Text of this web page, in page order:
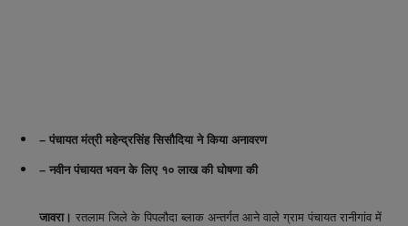
– पंचायत मंत्री महेन्द्रसिंह सिसौदिया ने किया अनावरण
– नवीन पंचायत भवन के लिए १० लाख की घोषणा की
जावरा। रतलाम जिले के पिपलौदा ब्लाक अन्तर्गत आने वाले ग्राम पंचायत रानीगांव में